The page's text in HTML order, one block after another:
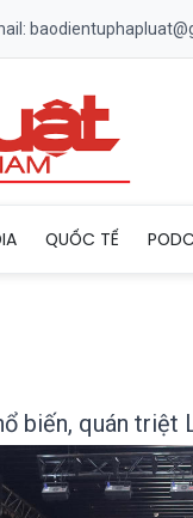
QUỐC TẾ
biến, quán